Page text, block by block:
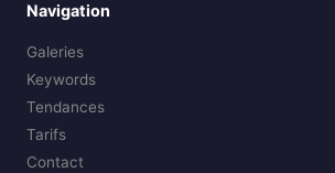
Navigation
Galeries
Keywords
Tendances
Tarifs
Contact